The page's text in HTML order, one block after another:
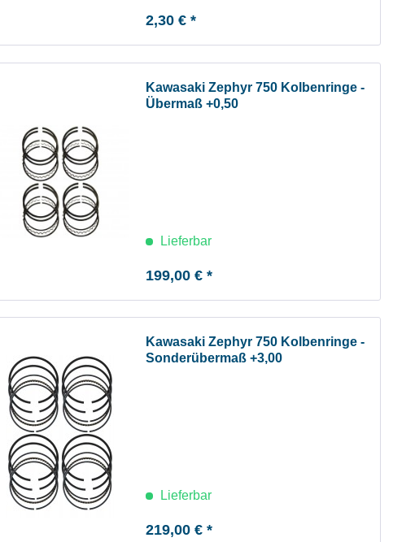
2,30 € *
Kawasaki Zephyr 750 Kolbenringe -
Übermaß +0,50
Lieferbar
199,00 € *
Kawasaki Zephyr 750 Kolbenringe -
Sonderübermaß +3,00
Lieferbar
219,00 € *